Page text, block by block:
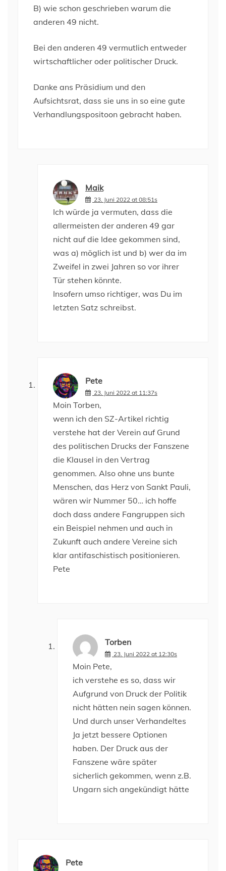
B) wie schon geschrieben warum die
anderen 49 nicht.
Bei den anderen 49 vermutlich entweder
wirtschaftlicher oder politischer Druck.
Danke ans Präsidium und den
Aufsichtsrat, dass sie uns in so eine gute
Verhandlungspositoon gebracht haben.
Maik
23. Juni 2022 at 08:51s
Ich würde ja vermuten, dass die
allermeisten der anderen 49 gar
nicht auf die Idee gekommen sind,
was a) möglich ist und b) wer da im
Zweifel in zwei Jahren so vor ihrer
Tür stehen könnte.
Insofern umso richtiger, was Du im
letzten Satz schreibst.
Pete
23. Juni 2022 at 11:37s
Moin Torben,
wenn ich den SZ-Artikel richtig
verstehe hat der Verein auf Grund
des politischen Drucks der Fanszene
die Klausel in den Vertrag
genommen. Also ohne uns bunte
Menschen, das Herz von Sankt Pauli,
wären wir Nummer 50… ich hoffe
doch dass andere Fangruppen sich
ein Beispiel nehmen und auch in
Zukunft auch andere Vereine sich
klar antifaschistisch positionieren.
Pete
Torben
23. Juni 2022 at 12:30s
Moin Pete,
ich verstehe es so, dass wir
Aufgrund von Druck der Politik
nicht hätten nein sagen können.
Und durch unser Verhandeltes
Ja jetzt bessere Optionen
haben. Der Druck aus der
Fanszene wäre später
sicherlich gekommen, wenn z.B.
Ungarn sich angekündigt hätte
Pete